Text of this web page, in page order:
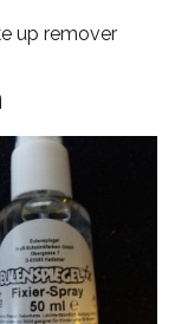
up remover